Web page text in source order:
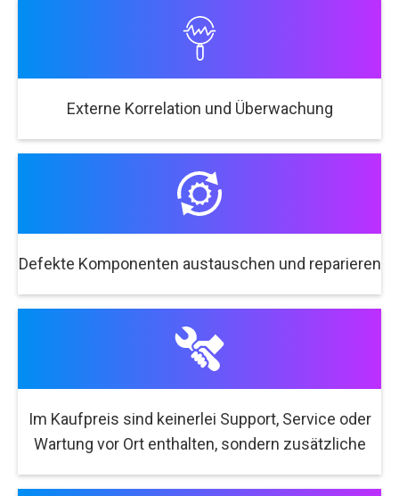
Externe Korrelation und Überwachung
Defekte Komponenten austauschen und reparieren
Im Kaufpreis sind keinerlei Support, Service oder
Wartung vor Ort enthalten, sondern zusätzliche